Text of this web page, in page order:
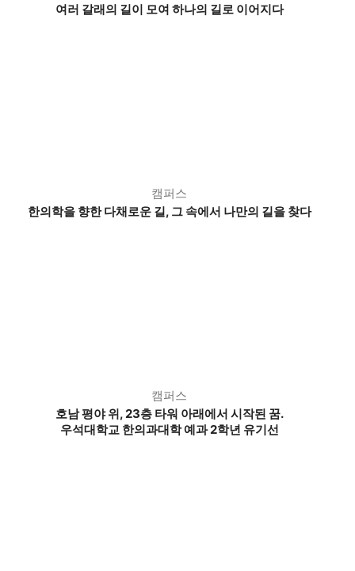
여러 갈래의 길이 모여 하나의 길로 이어지다
캠퍼스
한의학을 향한 다채로운 길, 그 속에서 나만의 길을 찾다
캠퍼스
호남 평야 위, 23층 타워 아래에서 시작된 꿈.
우석대학교 한의과대학 예과 2학년 유기선